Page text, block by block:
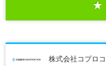
株式会社コプロ